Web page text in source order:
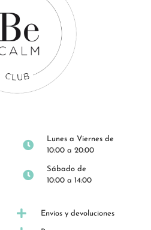
Lunes a Viernes de
10:00 a 20:00
Sábado de
10:00 a 14:00
Envíos y devoluciones